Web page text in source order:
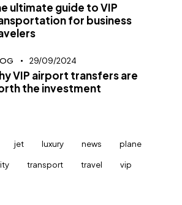
ultimate guide to VIP
for business
29/09/2024
VIP airport transfers are
the investment
jet luxury news plane
transport travel vip